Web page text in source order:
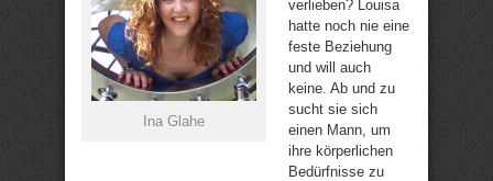
Ina Glahe
verlieben? Louisa
hatte noch nie eine
feste Beziehung
und will auch
keine. Ab und zu
sucht sie sich
einen Mann, um
ihre körperlichen
Bedürfnisse zu